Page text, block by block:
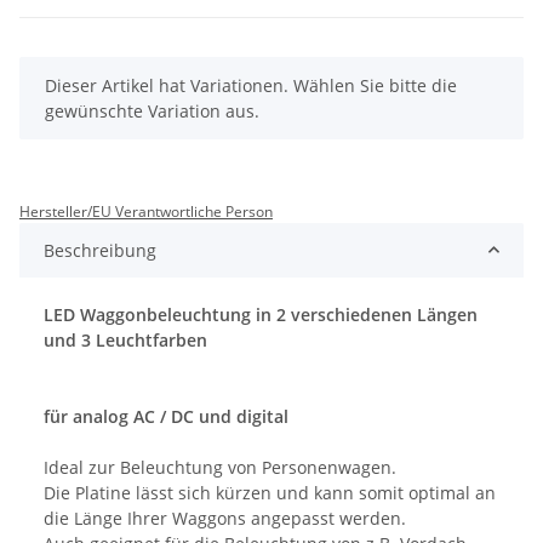
x
Dieser Artikel hat Variationen. Wählen Sie bitte die
gewünschte Variation aus.
Hersteller/EU Verantwortliche Person
Beschreibung
LED Waggonbeleuchtung in 2 verschiedenen Längen
und 3 Leuchtfarben
für analog AC / DC und digital
Ideal zur Beleuchtung von Personenwagen.
Die Platine lässt sich kürzen und kann somit optimal an
die Länge Ihrer Waggons angepasst werden.